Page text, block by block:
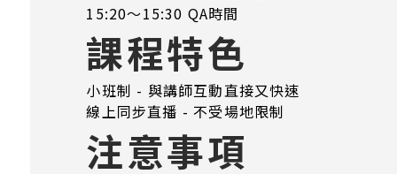
15:20～15:30 QA時間
課程特色
小班制 - 與講師互動直接又快速
線上同步直播 - 不受場地限制
注意事項